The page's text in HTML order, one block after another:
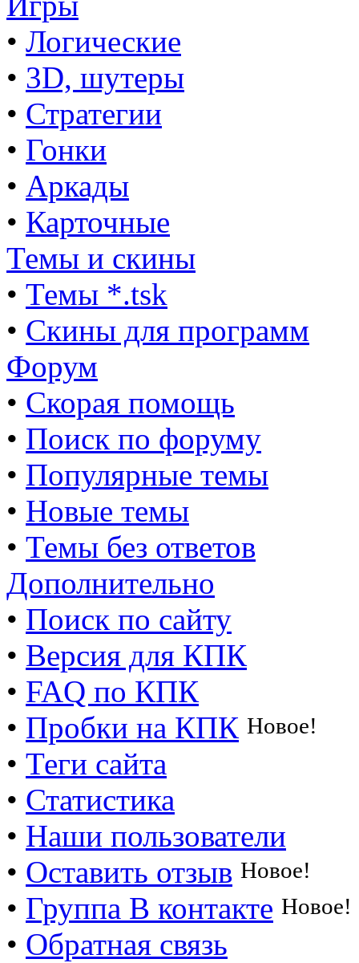
• Логические
• 3D, шутеры
• Стратегии
• Гонки
• Аркады
• Карточные
Темы и скины
• Темы *.tsk
• Скины для программ
Форум
• Скорая помощь
• Поиск по форуму
• Популярные темы
• Новые темы
• Темы без ответов
Дополнительно
• Поиск по сайту
• Версия для КПК
• FAQ по КПК
• Пробки на КПК Новое!
• Теги сайта
• Статистика
• Наши пользователи
• Оставить отзыв Новое!
• Группа В контакте Новое!
• Обратная связь